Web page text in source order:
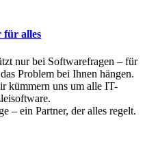
für alles
nur bei Softwarefragen – für
Problem bei Ihnen hängen.
kümmern uns um alle IT-
– ein Partner, der alles regelt.